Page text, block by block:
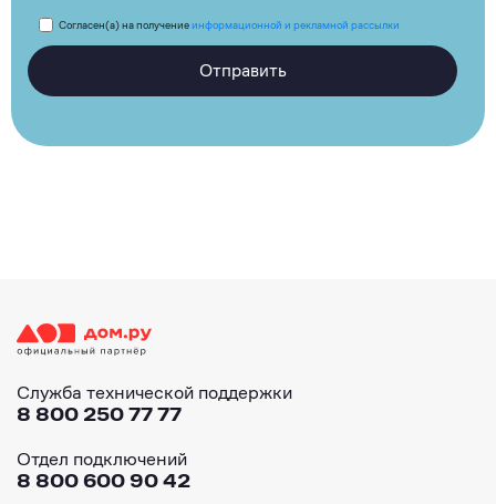
Согласен(а) на получениеинформационной и рекламной рассылки
Отправить
Служба технической поддержки
8 800 250 77 77
Отдел подключений
8 800 600 90 42